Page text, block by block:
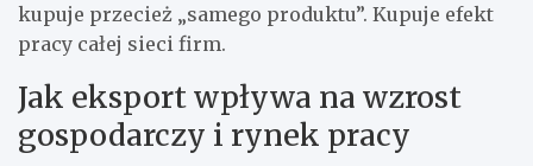
kupuje przecież „samego produktu”. Kupuje efekt
pracy całej sieci firm.
Jak eksport wpływa na wzrost
gospodarczy i rynek pracy